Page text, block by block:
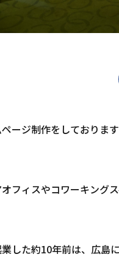
ージ制作をしておりま
フィスやコワーキング
した約10年前は、広島